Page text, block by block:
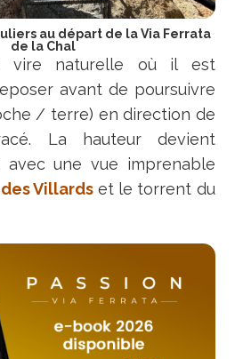
au départ de la Via Ferrata
de la Chal
vire naturelle où il est
avant de poursuivre
/ terre) en direction de
La hauteur devient
avec une vue imprenable
Villards et le torrent du